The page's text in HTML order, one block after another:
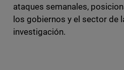
ataques semanales,
los gobiernos y el sector de
investigación.